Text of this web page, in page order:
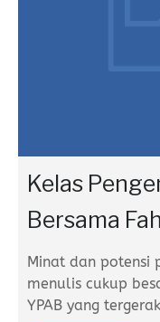
Kelas
Bersama
Minat dan potensi
menulis cukup
YPAB yang